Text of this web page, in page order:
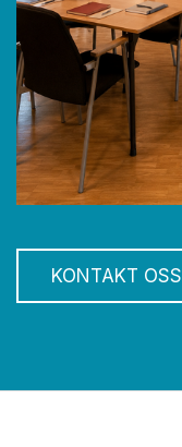
KONTAKT OSS